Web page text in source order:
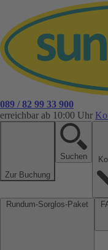
089 / 82 99 33 900
erreichbar ab 10:00 Uhr
Zur Buchung
Suchen